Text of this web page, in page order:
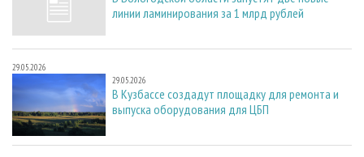
линии ламинирования за 1 млрд рублей
29.05.2026
29.05.2026
В Кузбассе создадут площадку для ремонта и
выпуска оборудования для ЦБП